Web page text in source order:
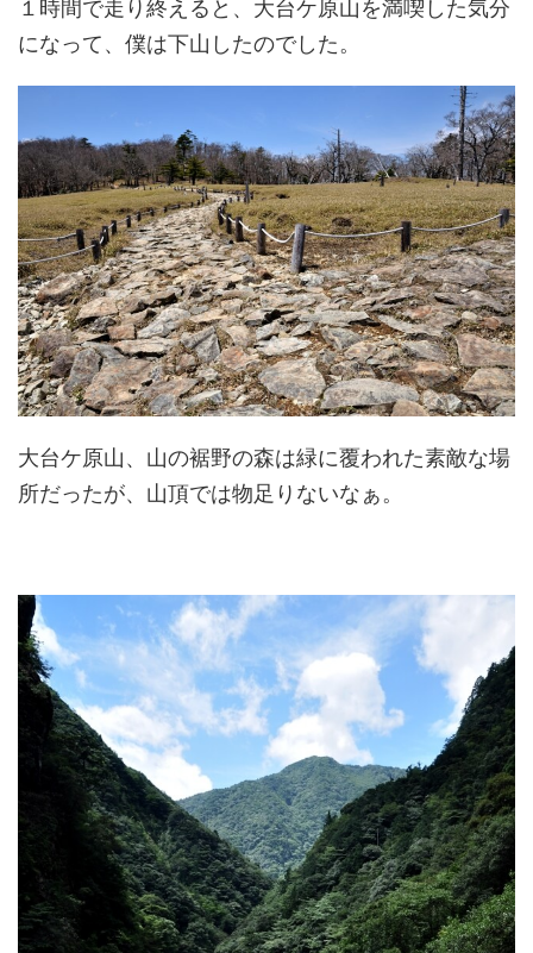
１時間で走り終えると、大台ケ原山を満喫した気分
になって、僕は下山したのでした。
大台ケ原山、山の裾野の森は緑に覆われた素敵な場
所だったが、山頂では物足りないなぁ。